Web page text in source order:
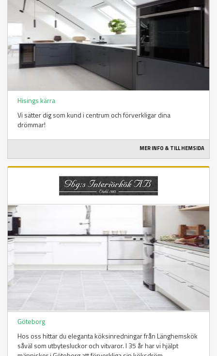
Hisings kärra
Vi sätter dig som kund i centrum och förverkligar dina
drömmar!
MER INFO & TILL HEMSIDA
Göteborg
Hos oss hittar du eleganta köksinredningar från Länghemskök
såväl som utbytesluckor och vitvaror. I 35 år har vi hjälpt